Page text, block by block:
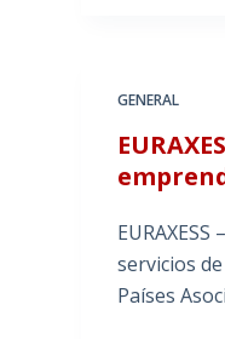
GENERAL
servicios
Países